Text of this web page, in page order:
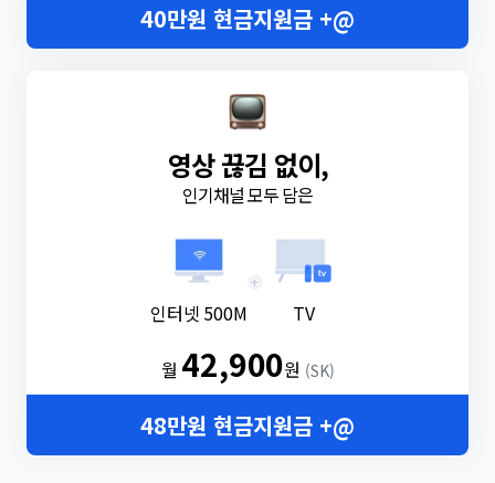
40만원 현금지원금 +@
영상 끊김 없이,
인기채널 모두 담은
인터넷 500M
+
TV
월 42,900원 (SK)
48만원 현금지원금 +@